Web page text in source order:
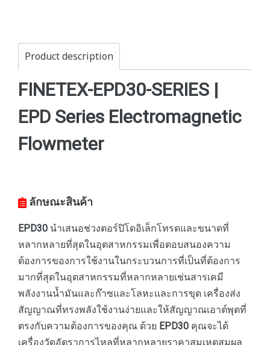
Product description
FINETEX-EPD30-SERIES |
EPD Series Electromagnetic
Flowmeter
ลักษณะสินค้า
EPD30 นำเสนอช่วงตอร์ปิโดอิเล็กโทรดและขนาดที่
หลากหลายที่สุดในอุตสาหกรรมเพื่อตอบสนองความ
ต้องการของการใช้งานในกระบวนการที่เป็นที่ต้องการ
มากที่สุดในอุตสาหกรรมที่หลากหลายเช่นสารเคมี
พลังงานน้ำมันและก๊าซและโลหะและการขุด เครื่องส่ง
สัญญาณที่ทรงพลังใช้งานง่ายและให้สัญญาณเอาต์พุตที่
ตรงกับความต้องการของคุณ ด้วย EPD30 คุณจะได้
เครื่องวัดอัตราการไหลที่หลากหลายราคาสมเหตุสมผล